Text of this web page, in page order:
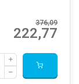
376,09
222,77